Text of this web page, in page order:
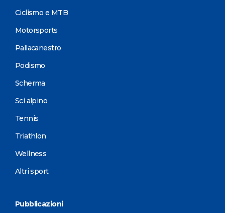
Ciclismo e MTB
Motorsports
Pallacanestro
Podismo
Scherma
Sci alpino
Tennis
Triathlon
Wellness
Altri sport
Pubblicazioni